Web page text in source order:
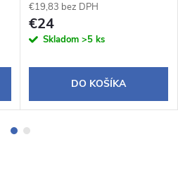
€19,83 bez DPH
€24
Skladom >5 ks
DO KOŠÍKA